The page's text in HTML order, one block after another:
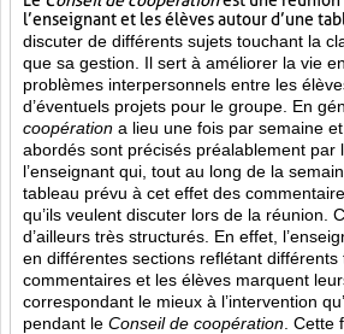
l’enseignant et les élèves autour d’une
discuter de différents sujets touchant la
que sa gestion. Il sert à améliorer la vie
problèmes interpersonnels entre les
d’éventuels projets pour le groupe. En
coopération a lieu une fois par semaine
abordés sont précisés préalablement par
l’enseignant qui, tout au long de la
tableau prévu à cet effet des
qu’ils veulent discuter lors de la réunion.
d’ailleurs très structurés. En effet,
en différentes sections reflétant différents
commentaires et les élèves marquent
correspondant le mieux à l’intervention
pendant le Conseil de coopération .